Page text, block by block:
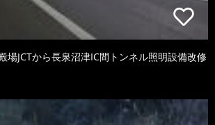
JCTから長泉沼津IC間トンネル照明設備改修